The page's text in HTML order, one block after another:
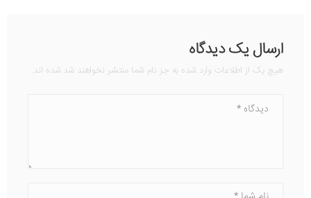
ارسال یک دیدگاه
هیچ یک از اطلاعات وارد شده به جز نام شما منتشر نخواهند شد شده اند.